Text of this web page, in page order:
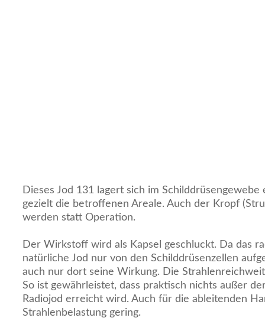
Dieses Jod 131 lagert sich im
gezielt die betroffenen Areale. Auch der Kropf
werden statt Operation.
Der Wirkstoff wird als Kapsel geschluckt. Da das
natürliche Jod nur von den Schilddrüsenzellen
auch nur dort seine Wirkung. Die
So ist gewährleistet, dass praktisch nichts außer
Radiojod erreicht wird. Auch für die ableitenden
Strahlenbelastung gering.